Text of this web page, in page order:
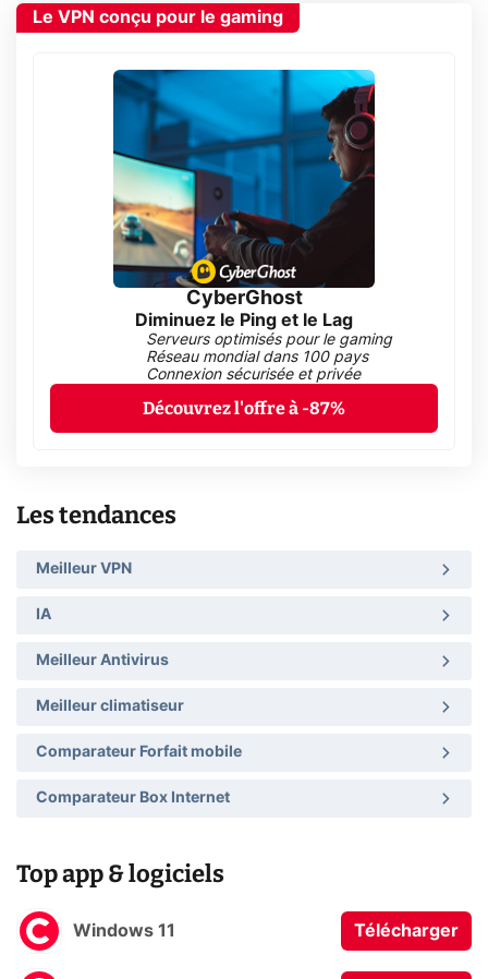
Le VPN conçu pour le gaming
CyberGhost
Diminuez le Ping et le Lag
Serveurs optimisés pour le gaming
Réseau mondial dans 100 pays
Connexion sécurisée et privée
Découvrez l'offre à -87%
Les tendances
Meilleur VPN
IA
Meilleur Antivirus
Meilleur climatiseur
Comparateur Forfait mobile
Comparateur Box Internet
Top app & logiciels
Windows 11 Télécharger